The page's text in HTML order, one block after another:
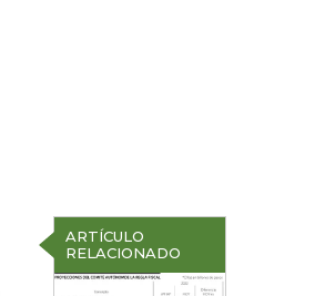
ARTÍCULO
RELACIONADO